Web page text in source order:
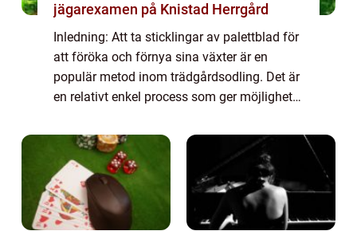
jägarexamen på Knistad Herrgård
Inledning: Att ta sticklingar av palettblad för
att föröka och förnya sina växter är en
populär metod inom trädgårdsodling. Det är
en relativt enkel process som ger möjlighet
färgglada växt. I denna artikel...